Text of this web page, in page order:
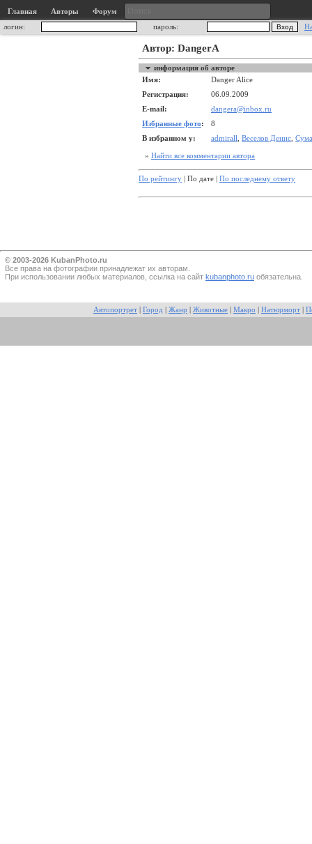
Главная Авторы
Форум
логин:
пароль:
Автор: DangerA
информация об авторе
Имя:
Danger Alice
Регистрация:
06.09.2009
E-mail:
dangera@inbox.ru
Избранные фото:
8
В избранном у:
admirall Веселов Денис
» Найти все комментарии автора
По рейтингу | По дате | По последнему ответу
© 2003-2026 KubanPhoto.ru
Все прaва на фотографии принадлежат их авторам.
При использовании любых материалов, ссылка на сайт kubanphoto.ru обязательна.
Автопортрет Город Жанр Животные Макро Натюрморт